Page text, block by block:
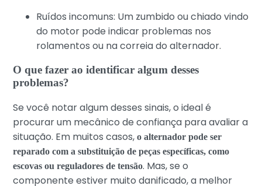
Ruídos incomuns: Um zumbido ou chiado vindo
do motor pode indicar problemas nos
rolamentos ou na correia do alternador.
O que fazer ao identificar algum desses
problemas?
Se você notar algum desses sinais, o ideal é
procurar um mecânico de confiança para avaliar a
situação. Em muitos casos,o alternador pode ser
reparado com a substituição de peças específicas, como
escovas ou reguladores de tensão. Mas, se o
componente estiver muito danificado, a melhor